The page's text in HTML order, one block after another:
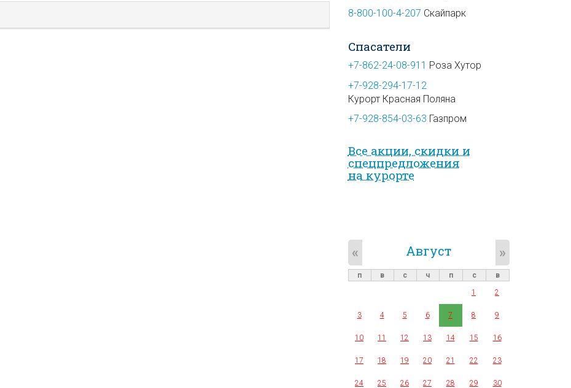
8-800-100-4-207 Скайпарк
Спасатели
+7-862-24-08-911 Роза Хутор
+7-928-294-17-12
Курорт Красная Поляна
+7-928-854-03-63 Газпром
Все акции, скидки и
спец­предложе­ния
на курорте
Август
« »
п в с ч п с
в
1
2
3 4 5 6 7 8 9
10 11 12 13 14 15 16
17 18 19 20 21 22 23
24 25 26 27 28 29 30